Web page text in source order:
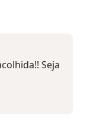
Seja